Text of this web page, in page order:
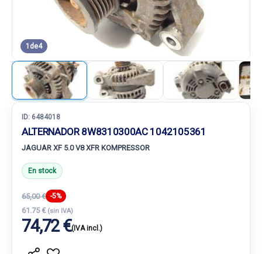
1 de4
ID: 6484018
ALTERNADOR 8W8310300AC 1042105361
JAGUAR XF 5.0 V8 XFR KOMPRESSOR
En stock
65,00 € -5%
61.75 € (sin IVA)
74,72 €(IVA incl.)